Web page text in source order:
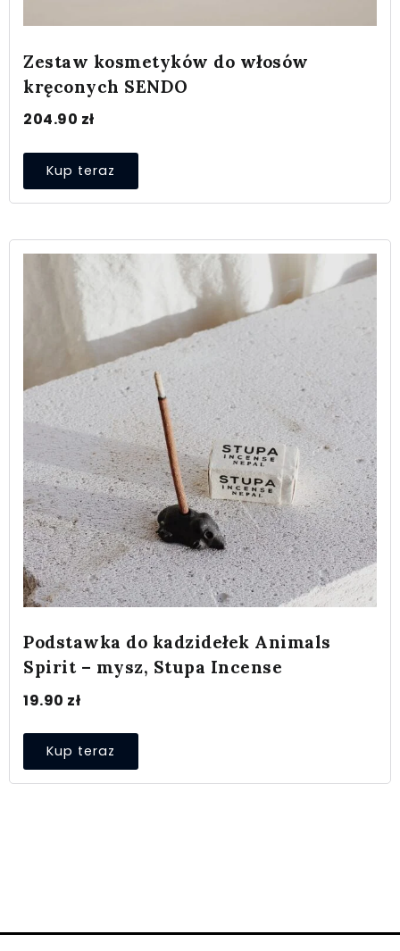
Zestaw kosmetyków do włosów
kręconych SENDO
204.90 zł
Kup teraz
Podstawka do kadzidełek Animals
Spirit – mysz, Stupa Incense
19.90 zł
Kup teraz